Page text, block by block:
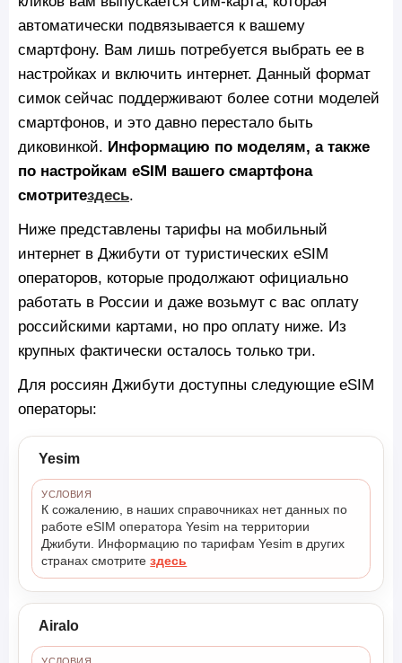
автоматически подвязывается к вашему
смартфону. Вам лишь потребуется выбрать ее в
настройках и включить интернет. Данный формат
симок сейчас поддерживают более сотни моделей
смартфонов, и это давно перестало быть
диковинкой. Информацию по моделям, а также
по настройкам eSIM вашего смартфона
смотритездесь.
Ниже представлены тарифы на мобильный
интернет в Джибути от туристических eSIM
операторов, которые продолжают официально
работать в России и даже возьмут с вас оплату
российскими картами, но про оплату ниже. Из
крупных фактически осталось только три.
Для россиян Джибути доступны следующие eSIM
операторы:
Yesim
УСЛОВИЯ
К сожалению, в наших справочниках нет данных по
работе eSIM оператора Yesim на территории
Джибути. Информацию по тарифам Yesim в других
странах смотритездесь
Airalo